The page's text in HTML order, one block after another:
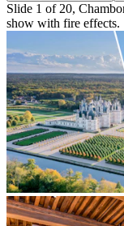
Slide 1 of 20,
show with fire effects.